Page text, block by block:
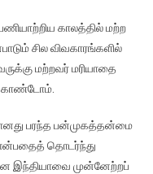
காலத்தில் மற்ற
சில விவகாரங்களில்
மற்றவர் மரியாதை
கொண்டோம்.
பரந்த பன்முகத்தன்மை
தொடர்ந்து
இந்தியாவை முன்னேற்றப்